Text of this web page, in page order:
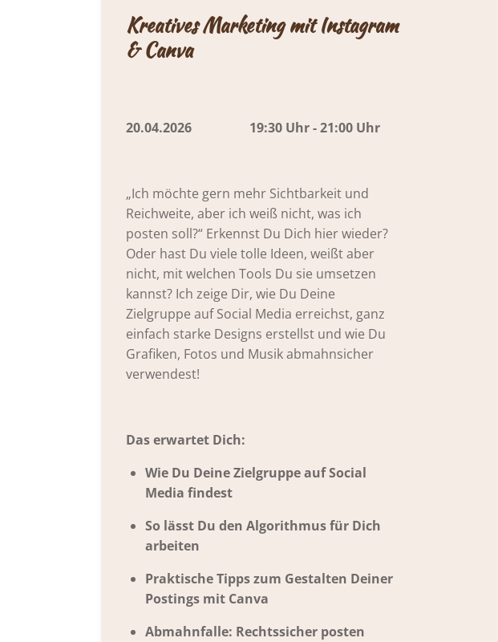
Kreatives Marketing mit Instagram
& Canva
20.04.2026 19:30 Uhr - 21:00 Uhr
„Ich möchte gern mehr Sichtbarkeit und
Reichweite, aber ich weiß nicht, was ich
posten soll?“ Erkennst Du Dich hier wieder?
Oder hast Du viele tolle Ideen, weißt aber
nicht, mit welchen Tools Du sie umsetzen
kannst? Ich zeige Dir, wie Du Deine
Zielgruppe auf Social Media erreichst, ganz
einfach starke Designs erstellst und wie Du
Grafiken, Fotos und Musik abmahnsicher
verwendest!
Das erwartet Dich:
Wie Du Deine Zielgruppe auf Social
Media findest
So lässt Du den Algorithmus für Dich
arbeiten
Praktische Tipps zum Gestalten Deiner
Postings mit Canva
Abmahnfalle: Rechtssicher posten